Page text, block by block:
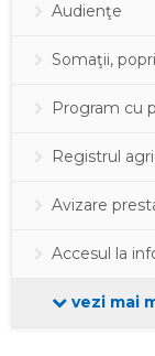
Audienţe
Somaţii,
Program cu
Registrul
Avizare
Accesul la
vezi mai